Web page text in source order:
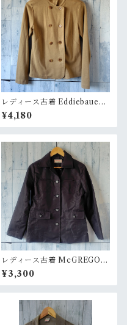
レディース古着 Eddiebauer
(エディバウアー) ジャケット/
スカート/セットアップ サイズ
PM ベージュ系 Rank
¥4,180
レディース古着 McGREGOR
マクレガージャケット Mサイ
ズ BLACK RankB
¥3,300